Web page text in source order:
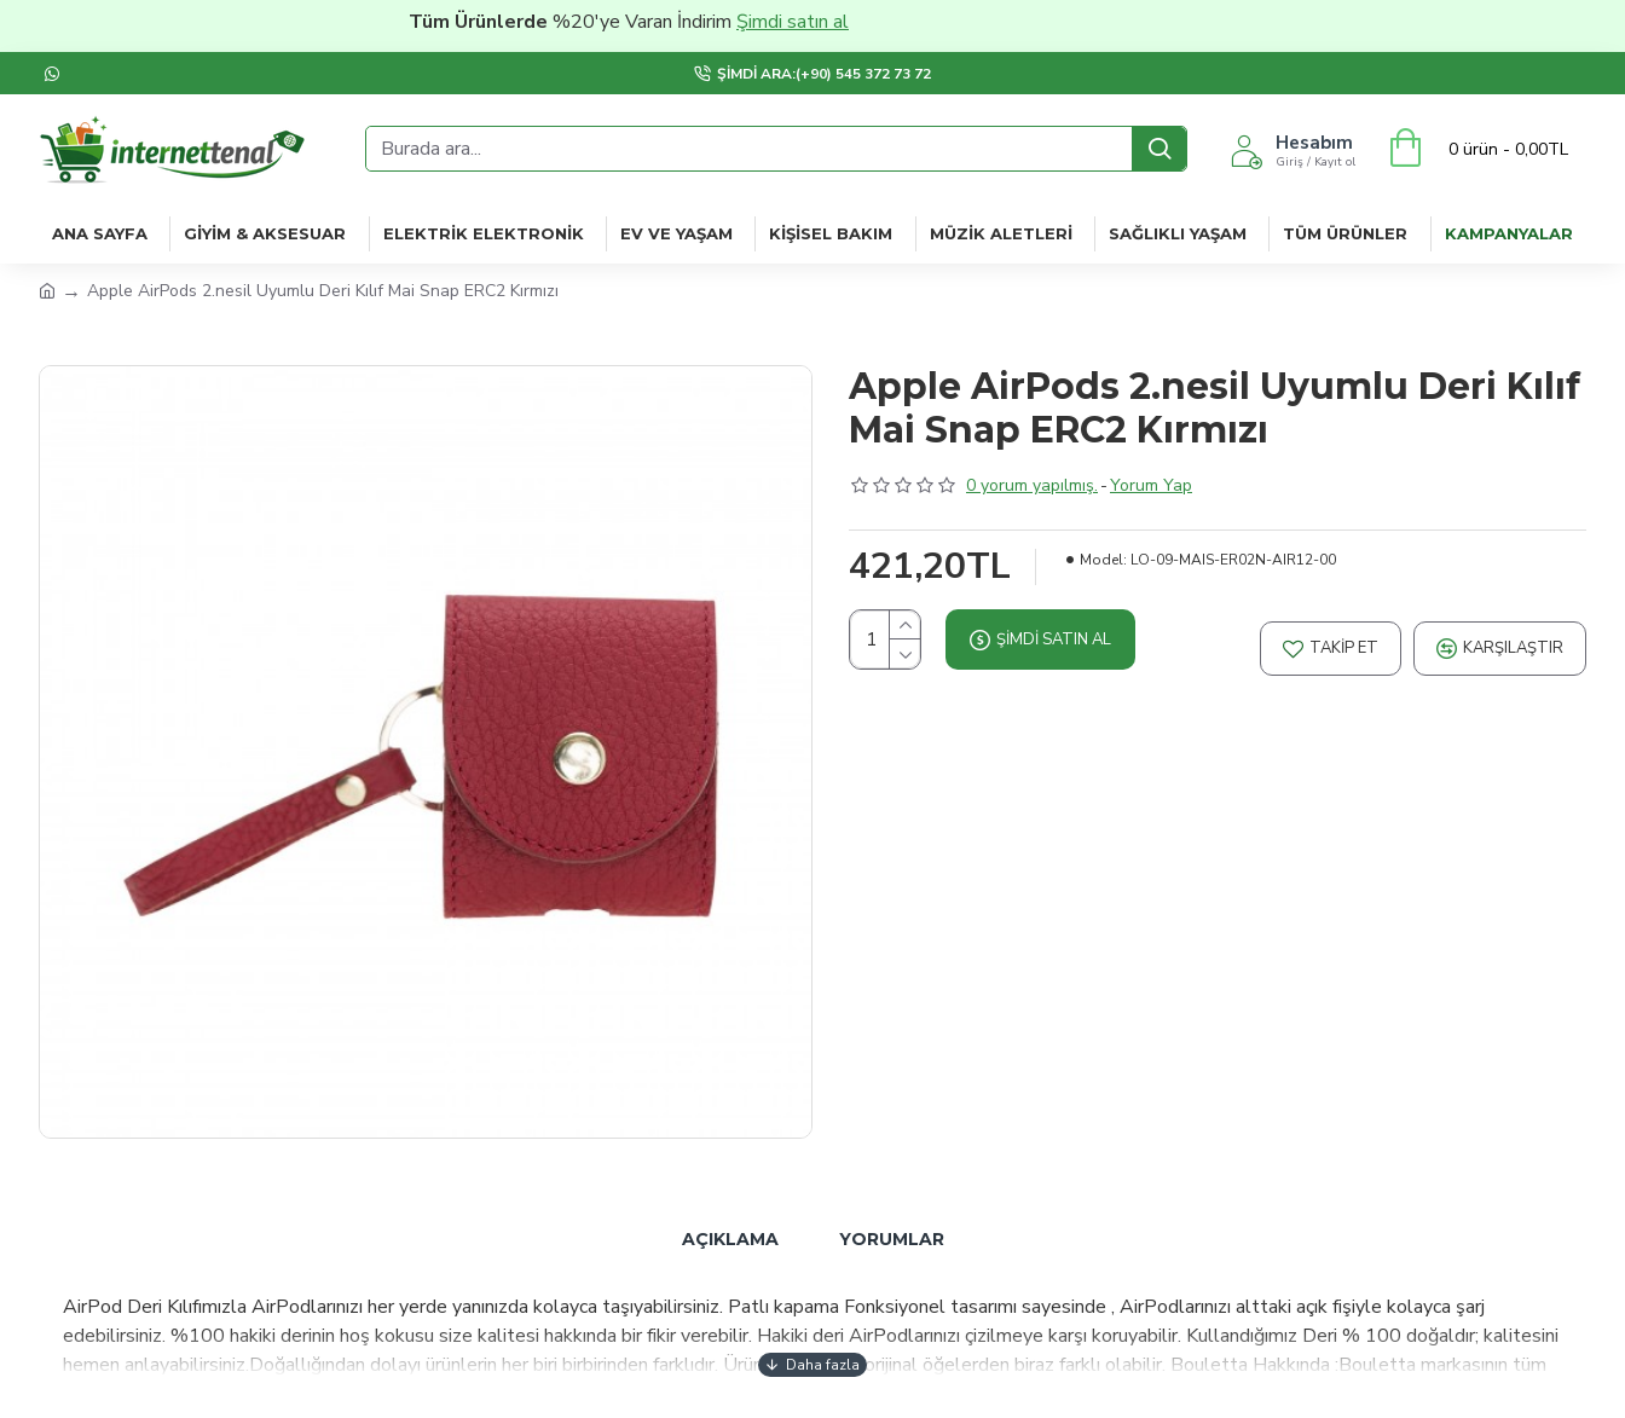
Tüm Ürünlerde%20'ye Varan İndirimŞimdi satın al
ŞIMDI ARA:(+90) 545 372 73 72
Hesabım
Giriş / Kayıt ol
0 ürün - 0,00TL
ANA SAYFA GIYIM & AKSESUAR ELEKTRIK ELEKTRONIK EV VE YAŞAM KIŞISEL BAKIM MÜZIK ALETLERI SAĞLIKLI YAŞAM TÜM ÜRÜNLER KAMPANYALAR
Apple AirPods 2.nesil Uyumlu Deri Kılıf Mai Snap ERC2 Kırmızı
Apple AirPods 2.nesil Uyumlu Deri Kılıf
Mai Snap ERC2 Kırmızı
0 yorum yapılmış. -Yorum Yap
421,20TL Model: LO-09-MAIS-ER02N-AIR12-00
ŞIMDI SATIN AL TAKIP ET KARŞILAŞTIR
AÇIKLAMA YORUMLAR
AirPod Deri Kılıfımızla AirPodlarınızı her yerde yanınızda kolayca taşıyabilirsiniz. Patlı kapama Fonksiyonel tasarımı sayesinde , AirPodlarınızı alttaki açık fişiyle kolayca şarj
edebilirsiniz. %100 hakiki derinin hoş kokusu size kalitesi hakkında bir fikir verebilir. Hakiki deri AirPodlarınızı çizilmeye karşı koruyabilir. Kullandığımız Deri % 100 doğaldır; kalitesini
hemen anlayabilirsiniz.Doğallığından dolayı ürünlerin her biri birbirinden farklıdır. Ürünün resimleri orijinal öğelerden biraz farklı olabilir. Bouletta Hakkında :Bouletta markasının tüm